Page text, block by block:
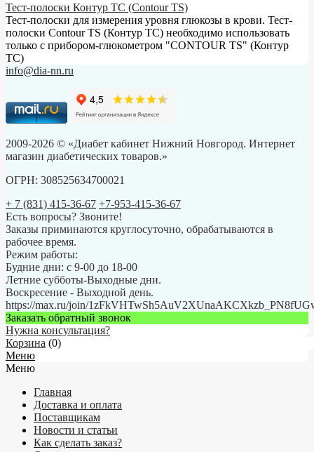
Тест-полоски Контур ТС (Contour TS)
Тест-полоски для измерения уровня глюкозы в крови. Тест-
полоски Contour TS (Контур ТС) необходимо использовать
только с прибором-глюкометром "CONTOUR TS" (Контур
ТС)
info@dia-nn.ru
2009-2026 © «Диабет кабинет Нижний Новгород. Интернет
магазин диабетических товаров.»
ОГРН: 308525634700021
+ 7 (831) 415-36-67 +7-953-415-36-67
Есть вопросы? Звоните!
Заказы приминаются круглосуточно, обрабатываются в
рабочее время.
Режим работы:
Будние дни: с 9-00 до 18-00
Летние субботы-Выходные дни.
Воскресение - Выходной день.
https://max.ru/join/
Заказать обратный звонок
Нужна консультация?
Корзина (0)
Меню
Меню
Главная
Доставка и оплата
Поставщикам
Новости и статьи
Как сделать заказ?